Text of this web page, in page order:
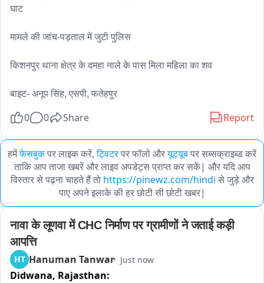
घाट
मामले की जांच-पड़ताल में जुटी पुलिस
किशनपुर थाना क्षेत्र के दमहा नाले के पास मिला महिला का शव
बाइट- अनूप सिंह, एसपी, फतेहपुर
0 0 Share Report
हमेंफेसबुकपर लाइक करें, ट्विटरपर फॉलो औरयूट्यूबपर सब्सक्राइब्ड करें
ताकि आप ताजा खबरें और लाइव अपडेट्स प्राप्त कर सकें| और यदि आप
विस्तार से पढ़ना चाहते हैं तो https://pinewz.com/hindi से जुड़े और
पाए अपने इलाके की हर छोटी सी छोटी खबर|
नावा के लूणवा में CHC निर्माण पर ग्रामीणों ने जताई कड़ी
आपत्ति
HT Hanuman Tanwar Just now
Didwana, Rajasthan: